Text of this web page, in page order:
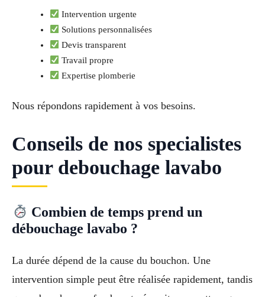
Intervention urgente
Solutions personnalisées
Devis transparent
Travail propre
Expertise plomberie
Nous répondons rapidement à vos besoins.
Conseils de nos specialistes
pour debouchage lavabo
Combien de temps prend un
débouchage lavabo ?
La durée dépend de la cause du bouchon. Une
intervention simple peut être réalisée rapidement, tandis